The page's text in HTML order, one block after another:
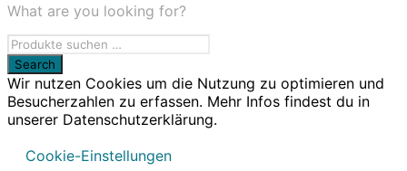
What are you looking for?
Wir nutzen Cookies um die Nutzung zu optimieren und
Besucherzahlen zu erfassen. Mehr Infos findest du in
unserer Datenschutzerklärung.
Cookie-Einstellungen